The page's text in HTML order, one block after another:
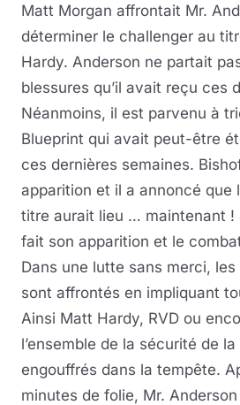
Matt Morgan affrontait Mr.
déterminer le challenger au
Hardy. Anderson ne partait
blessures qu’il avait reçu ces
Néanmoins, il est parvenu à
Blueprint qui avait peut-être
ces dernières semaines.
apparition et il a annoncé que
titre aurait lieu … maintenant !
fait son apparition et le
Dans une lutte sans merci,
sont affrontés en impliquant
Ainsi Matt Hardy, RVD ou
l’ensemble de la sécurité de
engouffrés dans la tempête.
minutes de folie, Mr.